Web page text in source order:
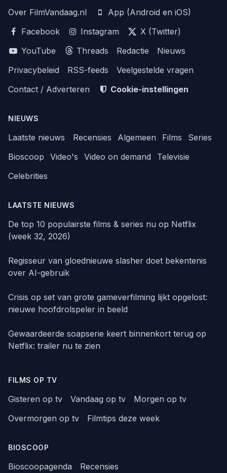
Over FilmVandaag.nl
App (Android en iOS)
Facebook
Instagram
X (Twitter)
YouTube
Threads Redactie
Nieuws
Privacybeleid
RSS-feeds
Veelgestelde vragen
Contact / Adverteren
Cookie-instellingen
NIEUWS
Laatste nieuws Recensies Algemeen Films
Series
Bioscoop
Video's Video on demand
Televisie
Celebrities
LAATSTE NIEUWS
De top 10 populairste films & series nu op Netflix
(week 32, 2026)
Regisseur van gloednieuwe slasher doet bekentenis
over AI-gebruik
Crisis op set van grote gameverfilming lijkt opgelost:
nieuwe hoofdrolspeler in beeld
Gewaardeerde soapserie keert binnenkort terug op
Netflix: trailer nu te zien
FILMS OP TV
Gisteren op tv Vandaag op tv
Morgen op tv
Overmorgen op tv
Filmtips deze week
BIOSCOOP
Bioscoopagenda
Recensies